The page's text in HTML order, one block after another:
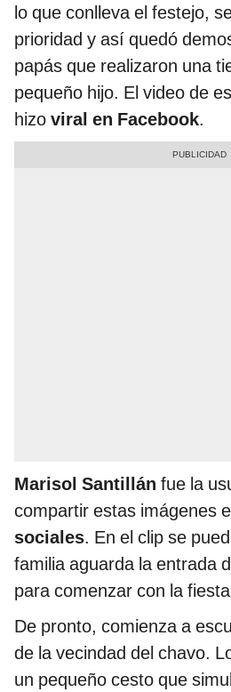
lo que conlleva el festejo,
prioridad y así quedó
papás que realizaron una
pequeño hijo. El video de
hizo viral en Facebook.
Marisol Santillán fue la
compartir estas imágenes
sociales. En el clip se
familia aguarda la entrada
para comenzar con la
De pronto, comienza a
de la vecindad del chavo.
un pequeño cesto que